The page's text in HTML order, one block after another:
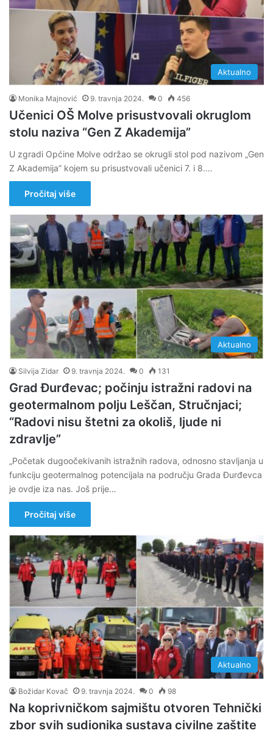
Aktualno
Monika Majnović 9. travnja 2024. 0 456
Učenici OŠ Molve prisustvovali okruglom
stolu naziva “Gen Z Akademija”
U zgradi Općine Molve održao se okrugli stol pod nazivom „Gen
Z Akademija” kojem su prisustvovali učenici 7. i 8.…
Pročitaj više
Aktualno
Silvija Zidar 9. travnja 2024. 0 131
Grad Đurđevac; počinju istražni radovi na
geotermalnom polju Leščan, Stručnjaci;
“Radovi nisu štetni za okoliš, ljude ni
zdravlje”
„Početak dugoočekivanih istražnih radova, odnosno stavljanja u
funkciju geotermalnog potencijala na području Grada Đurđevca
je ovdje iza nas. Još prije…
Pročitaj više
Aktualno
Božidar Kovač 9. travnja 2024. 0 98
Na koprivničkom sajmištu otvoren Tehnički
zbor svih sudionika sustava civilne zaštite